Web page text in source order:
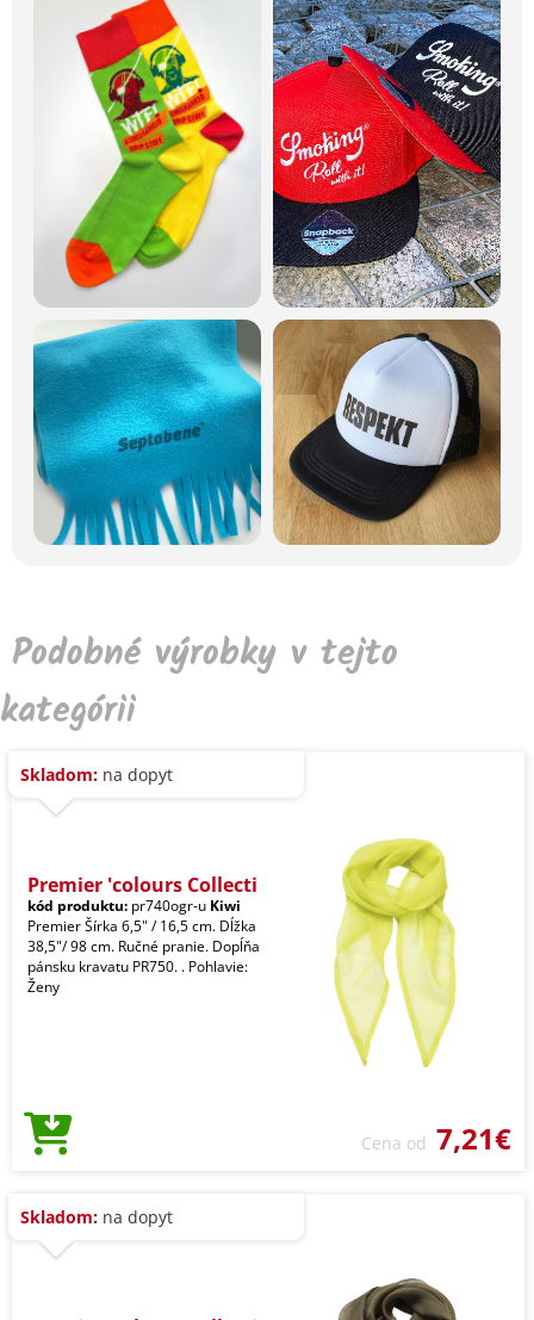
Podobné výrobky v tejto
kategórii
Skladom: na dopyt
Premier 'colours Collecti
kód produktu: pr740ogr-u Kiwi
Premier Šírka 6,5" / 16,5 cm. Dĺžka
38,5"/ 98 cm. Ručné pranie. Dopĺňa
pánsku kravatu PR750. . Pohlavie:
Ženy
Cena od 7,21€
Skladom: na dopyt